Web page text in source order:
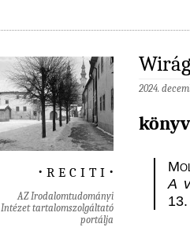
‧ r e c i t i ‧
AZ Irodalomtudományi
Intézet tartalomszolgáltató
portálja
2024.
A